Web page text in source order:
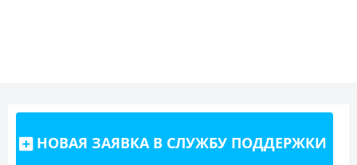
НОВАЯ ЗАЯВКА В СЛУЖБУ ПОДДЕРЖКИ